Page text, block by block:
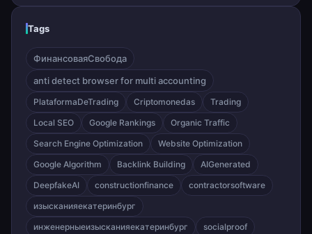
Tags
ФинансоваяСвобода
anti detect browser for multi accounting
PlataformaDeTrading Criptomonedas
Trading
Local SEO
Google Rankings
Organic Traffic
Search Engine Optimization
Website Optimization
Google Algorithm
Backlink Building
AIGenerated
DeepfakeAI
constructionfinance
contractorsoftware
изысканияекатеринбург
инженерныеизысканияекатеринбург
socialproof